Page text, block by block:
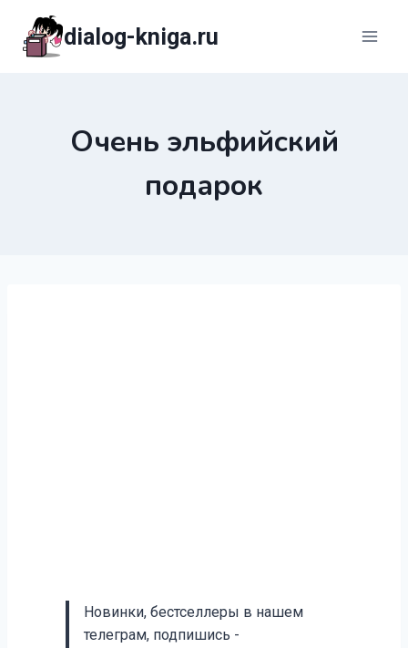
содержимому
dialog-kniga.ru
Очень эльфийский
подарок
Новинки, бестселлеры в нашем
телеграм, подпишись -